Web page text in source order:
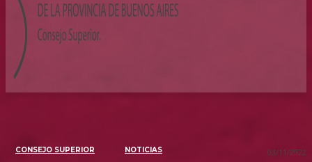
CONSEJO SUPERIOR NOTICIAS 03/11/2022